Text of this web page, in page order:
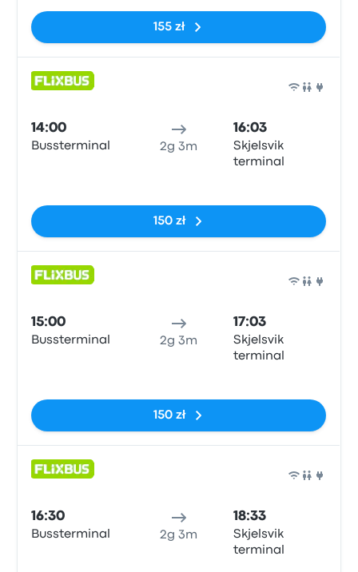
155 zł
14:00
Bussterminal 2g 3m
16:03
Skjelsvik
terminal
150 zł
15:00
Bussterminal 2g 3m
17:03
Skjelsvik
terminal
150 zł
16:30
Bussterminal 2g 3m
18:33
Skjelsvik
terminal